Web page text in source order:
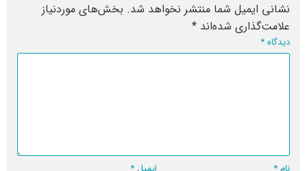
نشانی ایمیل شما منتشر نخواهد شد. بخش‌های موردنیاز
علامت‌گذاری شده‌اند *
دیدگاه*